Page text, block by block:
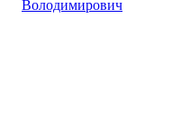
Володимирович